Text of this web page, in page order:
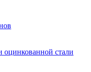
стали